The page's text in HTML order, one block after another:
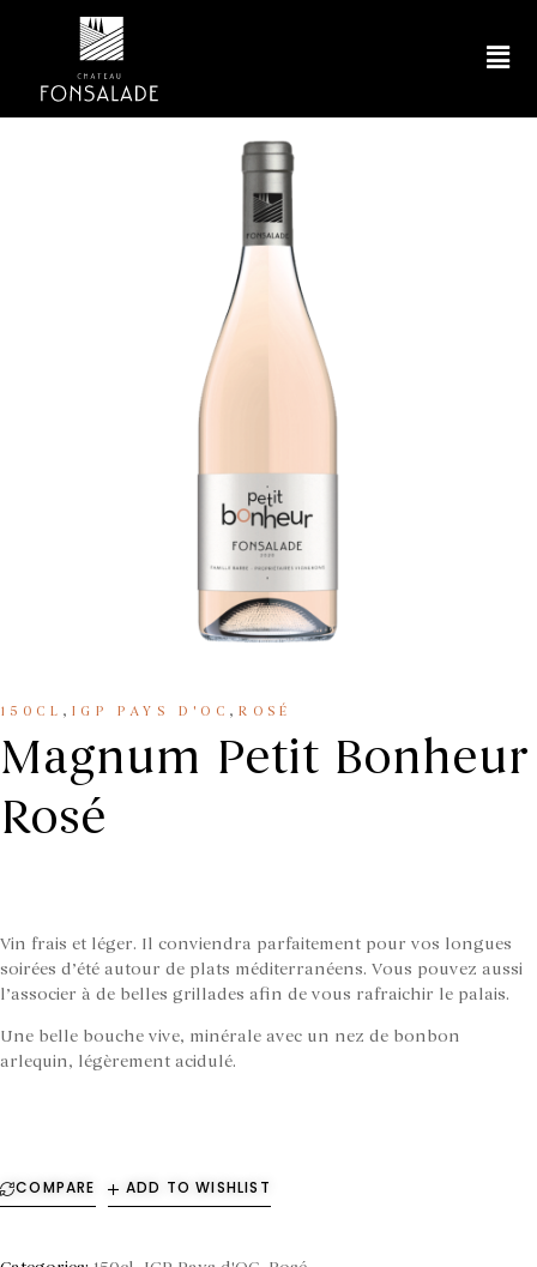
150CL , IGP PAYS D'OC ,ROSÉ
Magnum Petit Bonheur
Rosé
Vin frais et léger. Il conviendra parfaitement pour vos longues
soirées d’été autour de plats méditerranéens. Vous pouvez aussi
l’associer à de belles grillades afin de vous rafraichir le palais.
Une belle bouche vive, minérale avec un nez de bonbon
arlequin, légèrement acidulé.
COMPARE ADD TO WISHLIST